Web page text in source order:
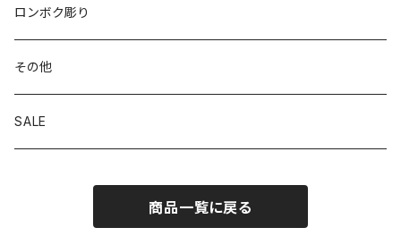
ロンボク彫り
その他
SALE
商品一覧に戻る